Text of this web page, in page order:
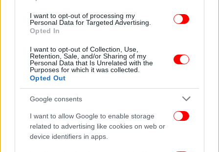
I want to opt-out of processing my
Personal Data for Targeted Advertising.
Opted In
I want to opt-out of Collection, Use,
Retention, Sale, and/or Sharing of my
Personal Data that Is Unrelated with the
Purposes for which it was collected.
Opted Out
Google consents
I want to allow Google to enable storage
related to advertising like cookies on web or
device identifiers in apps.
ΕΛΛΑΔΑ 19/11/2025 09:54
Παπαθανάσης: Δράσεις ενδυνάμωσης και
προώθησης της ισότητας των φύλων σε τρία
επιπλέον ΑΕΙ, μέσω ΕΣΠΑ